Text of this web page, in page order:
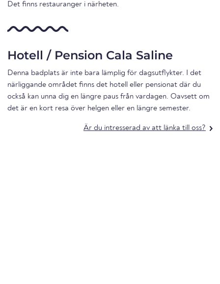
Det finns restauranger i närheten.
Hotell / Pension Cala Saline
Denna badplats är inte bara lämplig för dagsutflykter. I det
närliggande området finns det hotell eller pensionat där du
också kan unna dig en längre paus från vardagen. Oavsett om
det är en kort resa över helgen eller en längre semester.
Är du intresserad av att länka till oss?